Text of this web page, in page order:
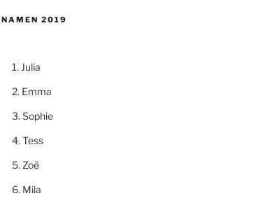
2019
Julia
Emma
Sophie
Tess
Zoë
Mila